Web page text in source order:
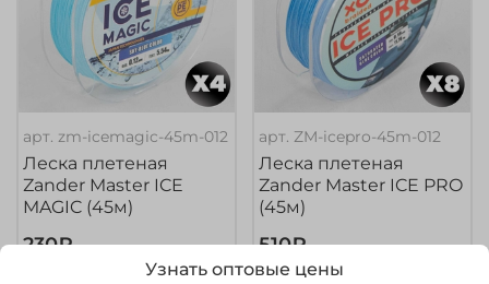
арт.zm-icemagic-45m-012
Леска плетеная
Zander Master ICE
MAGIC (45м)
230₽
арт.ZM-icepro-45m-012
Леска плетеная
Zander Master ICE PRO
(45м)
510₽
Узнать оптовые цены